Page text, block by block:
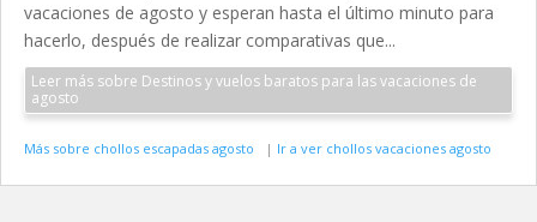
vacaciones de agosto y esperan hasta el último minuto para
hacerlo, después de realizar comparativas que...
Leer más sobre Destinos y vuelos baratos para las vacaciones de
agosto
Más sobre chollos escapadas agosto | Ir a ver chollos vacaciones agosto